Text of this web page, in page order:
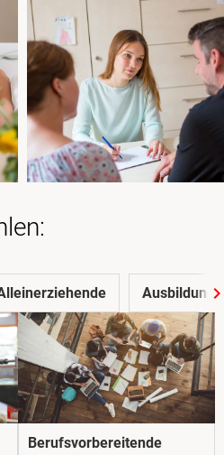
Ausbildung
Berufs­­vorbereitende